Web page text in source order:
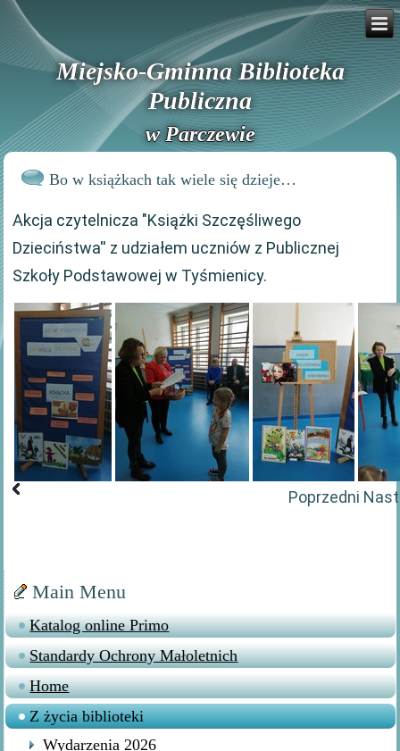
Miejsko-Gminna Biblioteka
Publiczna
w Parczewie
Bo w książkach tak wiele się dzieje…
Akcja czytelnicza "Książki Szczęśliwego
Dzieciństwa'' z udziałem uczniów z Publicznej
Szkoły Podstawowej w Tyśmienicy.
Poprzedni
Main Menu
Katalog online Primo
Standardy Ochrony Małoletnich
Home
Z życia biblioteki
Wydarzenia 2026